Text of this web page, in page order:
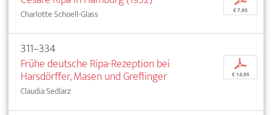
Charlotte Schoell-Glass € 7,95
311–334
Frühe deutsche Ripa-Rezeption bei
Harsdörffer, Masen und Greflinger
Claudia Sedlarz
p
€ 14,95